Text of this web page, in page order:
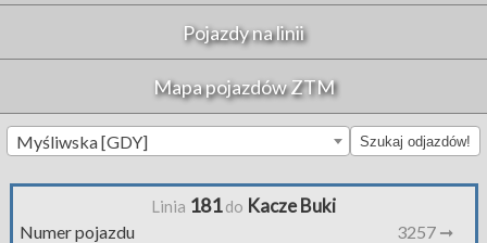
Pojazdy na linii
Mapa pojazdów ZTM
Myśliwska [GDY] Szukaj odjazdów!
Linia 181do Kacze Buki
Numer pojazdu
3257 ➞